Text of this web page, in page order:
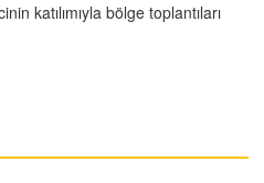
katılımıyla bölge toplantıları